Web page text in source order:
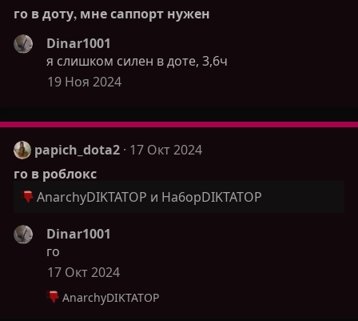
и
го в доту, мне саппорт нужен
Dinar1001
я слишком силен в доте, 3,6ч
19 Ноя 2024
papich_dota2 17 Окт 2024
го в роблокс
Р
AnarchyDIKTATOP и Ha6opDIKTATOP
Dinar1001
го
17 Окт 2024
Р
AnarchyDIKTATOP